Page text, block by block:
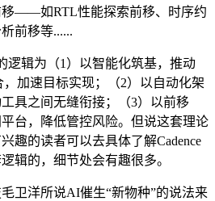
移——如RTL性能探索前移、时序约
前移等......
逻辑为（1）以智能化筑基，推动
加速目标实现；（2）以自动化架
具之间无缝衔接；（3）以前移
台，降低管控风险。但说这套理论
趣的读者可以去具体了解Cadence
辑的，细节处会有趣很多。
卫洋所说AI催生“新物种”的说法来